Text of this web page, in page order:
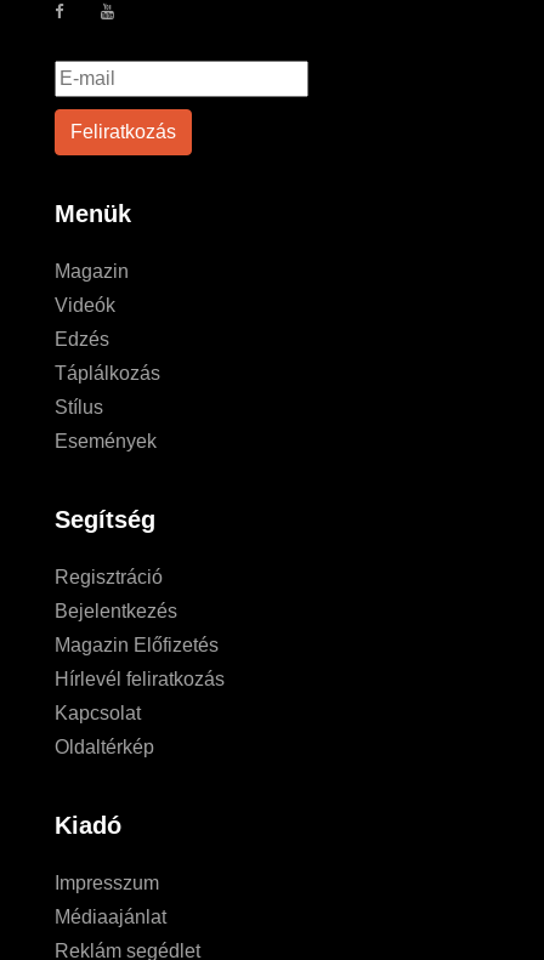
Menük
Magazin
Videók
Edzés
Táplálkozás
Stílus
Események
Segítség
Regisztráció
Bejelentkezés
Magazin Előfizetés
Hírlevél feliratkozás
Kapcsolat
Oldaltérkép
Kiadó
Impresszum
Médiaajánlat
Reklám segédlet